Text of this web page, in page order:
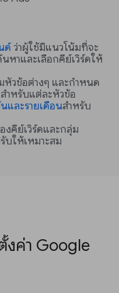
ด์ว่าผู้ใช้มีแนวโน้มที่จะ
หาและเลือกคีย์เวิร์ดให้
หัวข้อต่างๆ และกำหนด
ำหรับแต่ละหัวข้อ
และรายเดือนสำหรับ
งคีย์เวิร์ดและกลุ่ม
บให้เหมาะสม
งค่า Google